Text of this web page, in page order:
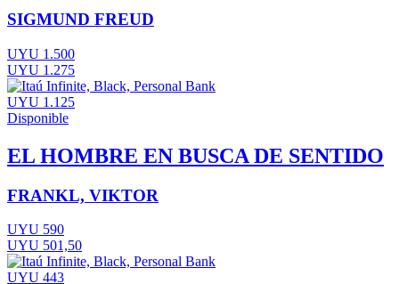
SIGMUND FREUD
UYU 1.500
UYU 1.275
UYU 1.125
Disponible
EL HOMBRE EN BUSCA DE SENTIDO
FRANKL, VIKTOR
UYU 590
UYU 501,50
UYU 443